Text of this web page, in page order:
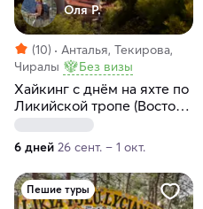
Оля Р.
(10)
Анталья, Текирова,
Чиралы
Без визы
Xайкинг c днём на яхте по
Ликийской тропе (Восток).
Без рюкзаков, в отелях
6 дней 26 сент. – 1 окт.
Пешие туры